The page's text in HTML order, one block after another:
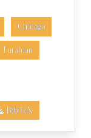
Chicago
Turabian
BibTeX